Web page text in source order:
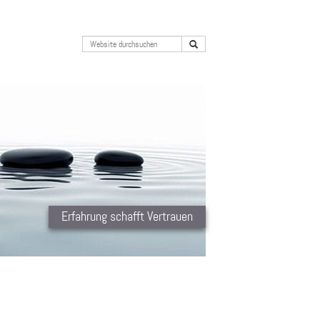
Erfahrung schafft Vertrauen